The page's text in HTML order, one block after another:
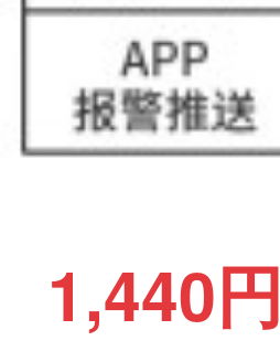
1,440円